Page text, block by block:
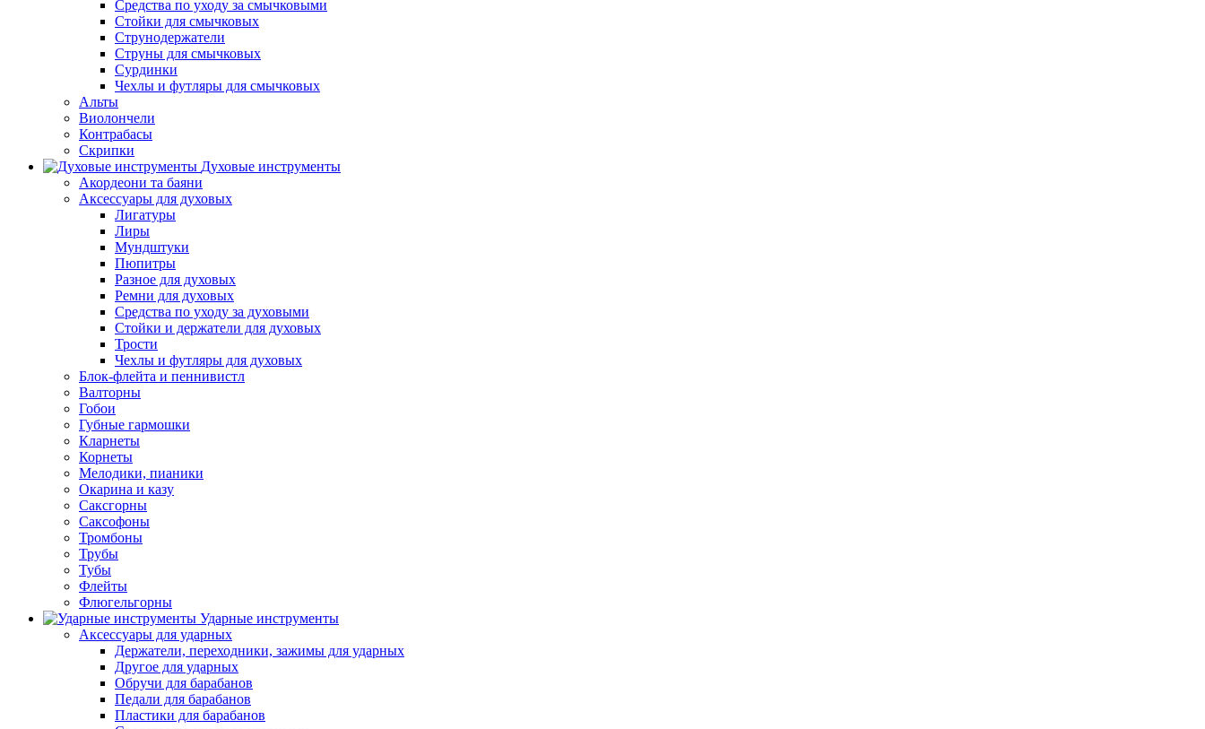
Средства по уходу за смычковыми
Стойки для смычковых
Струнодержатели
Струны для смычковых
Сурдинки
Чехлы и футляры для смычковых
Альты
Виолончели
Контрабасы
Скрипки
Духовые инструменты
Акордеони та баяни
Аксессуары для духовых
Лигатуры
Лиры
Мундштуки
Пюпитры
Разное для духовых
Ремни для духовых
Средства по уходу за духовыми
Стойки и держатели для духовых
Трости
Чехлы и футляры для духовых
Блок-флейта и пеннивистл
Валторны
Гобои
Губные гармошки
Кларнеты
Корнеты
Мелодики, пианики
Окарина и казу
Саксгорны
Саксофоны
Тромбоны
Трубы
Тубы
Флейты
Флюгельгорны
Ударные инструменты
Аксессуары для ударных
Держатели, переходники, зажимы для ударных
Другое для ударных
Обручи для барабанов
Педали для барабанов
Пластики для барабанов